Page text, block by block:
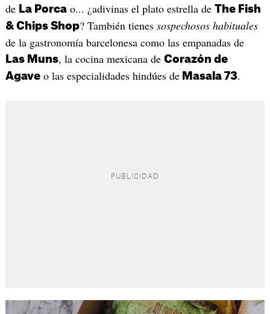
de La Porcao... ¿adivinas el plato estrella de The Fish
& Chips Shop? También tienes sospechosos habituales
de la gastronomía barcelonesa como las empanadas de
Las Muns, la cocina mexicana de Corazón de
Agaveo las especialidades hindúes deMasala 73.